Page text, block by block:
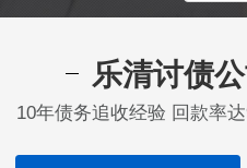
乐清讨债
10年债务追收经验 回款率